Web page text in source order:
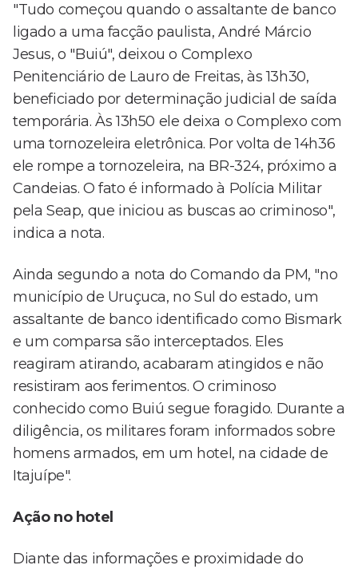
"Tudo começou quando o assaltante de banco
ligado a uma facção paulista, André Márcio
Jesus, o "Buiú", deixou o Complexo
Penitenciário de Lauro de Freitas, às 13h30,
beneficiado por determinação judicial de saída
temporária. Às 13h50 ele deixa o Complexo com
uma tornozeleira eletrônica. Por volta de 14h36
ele rompe a tornozeleira, na BR-324, próximo a
Candeias. O fato é informado à Polícia Militar
pela Seap, que iniciou as buscas ao criminoso",
indica a nota.
Ainda segundo a nota do Comando da PM, "no
município de Uruçuca, no Sul do estado, um
assaltante de banco identificado como Bismark
e um comparsa são interceptados. Eles
reagiram atirando, acabaram atingidos e não
resistiram aos ferimentos. O criminoso
conhecido como Buiú segue foragido. Durante a
diligência, os militares foram informados sobre
homens armados, em um hotel, na cidade de
Itajuípe".
Ação no hotel
Diante das informações e proximidade do